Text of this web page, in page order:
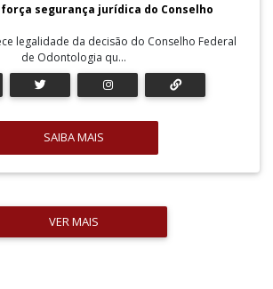
segurança jurídica do Conselho
legalidade da decisão do Conselho Federal
de Odontologia qu...
SAIBA MAIS
VER MAIS